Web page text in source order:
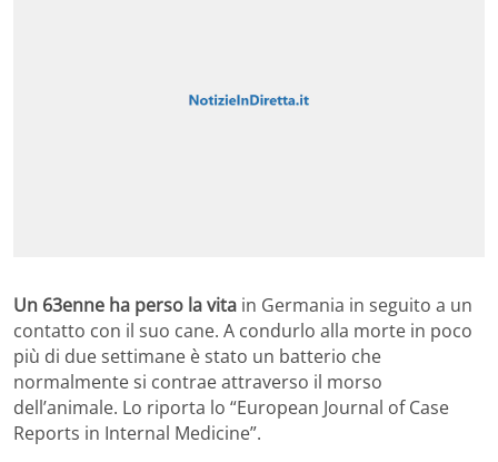
Un 63enne ha perso la vita in Germania in seguito a un
contatto con il suo cane. A condurlo alla morte in poco
più di due settimane è stato un batterio che
normalmente si contrae attraverso il morso
dell’animale. Lo riporta lo “European Journal of Case
Reports in Internal Medicine”.